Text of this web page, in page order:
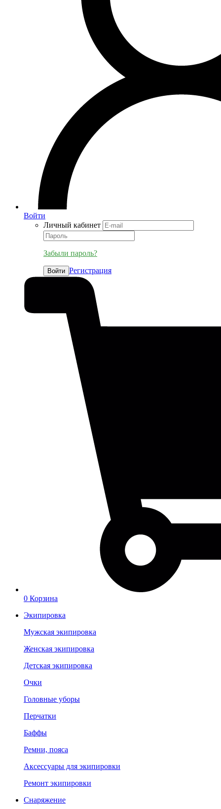
Войти
Личный кабинет
Забыли пароль?
Войти Регистрация
0 Корзина
Экипировка
Мужская экипировка
Женская экипировка
Детская экипировка
Очки
Головные уборы
Перчатки
Баффы
Ремни, пояса
Аксессуары для экипировки
Ремонт экипировки
Снаряжение